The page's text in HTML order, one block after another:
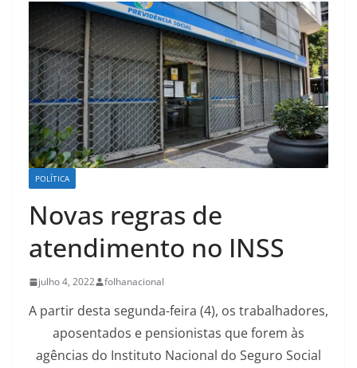
POLÍTICA
Novas regras de
atendimento no INSS
julho 4, 2022 folhanacional
A partir desta segunda-feira (4), os trabalhadores,
aposentados e pensionistas que forem às
agências do Instituto Nacional do Seguro Social